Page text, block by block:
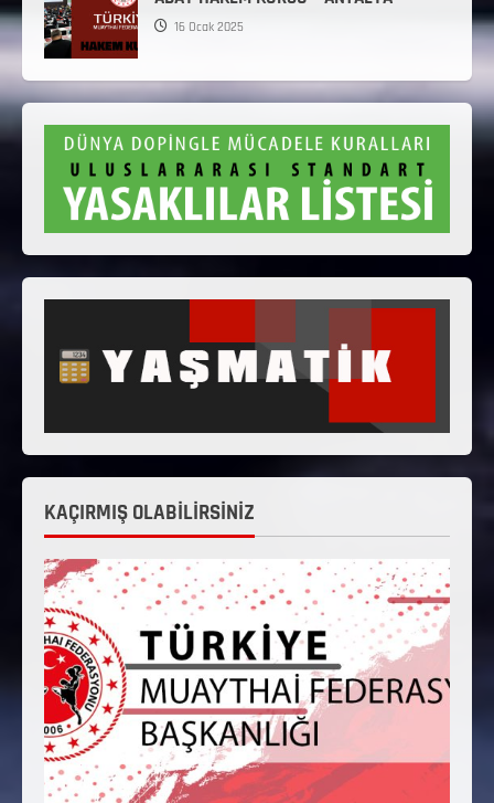
16 Ocak 2025
KAÇIRMIŞ OLABİLİRSİNİZ